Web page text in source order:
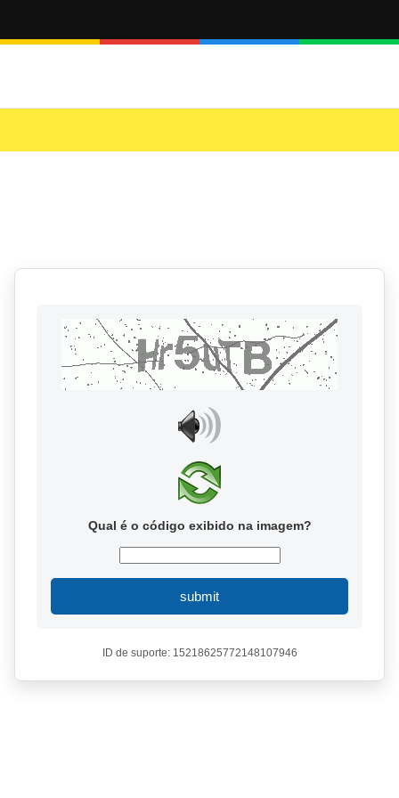
Qual é o código exibido na imagem?
submit
ID de suporte: 15218625772148107946